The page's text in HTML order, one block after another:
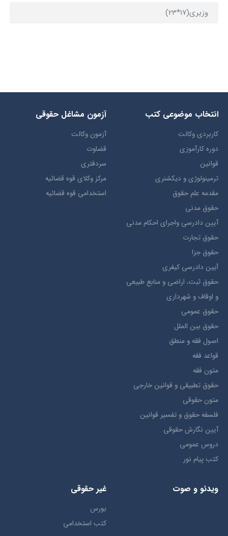
وزیری(17*23)
انتخاب​ موضوعي​ کتب
کاربردی وکالت
دوره کارآموزی
قوانین
ترمينولوژي و ديکشنري
مقدمه علم حقوق
حقوق مدني
آيين دادرسي ​واجراي ​احکام ​مدني
حقوق تجارت
حقوق جزا
آيین دادرسی کیفری
حقوق ثبت، اراضي و منابع طبيعي
و اوقاف و شهرداری
حقوق عمومی
حقوق بين الملل
اصول فقه و منطق
قواعد فقه
متون فقه
حقوق تطبيقي و قوانین خارجی
متون حقوقي
فلسفه حقوق و تفسیر قوانین
آیین نگارش حقوقی
دروس عمومی
کتب پیام نور
آزمون مشاغل حقوقی
آزمون وکالت
قضاوت
سردفتری
مرکز وکلای قوه قضائیه
استخدامی قوه قضائیه
ویدئو و صوت غیر حقوقی
بورس
کتب استخدامی